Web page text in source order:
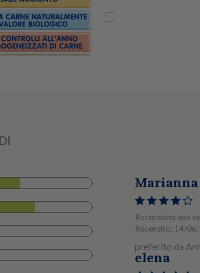
Marianna
Recensione non
Recensito: 14/
preferito da
elena